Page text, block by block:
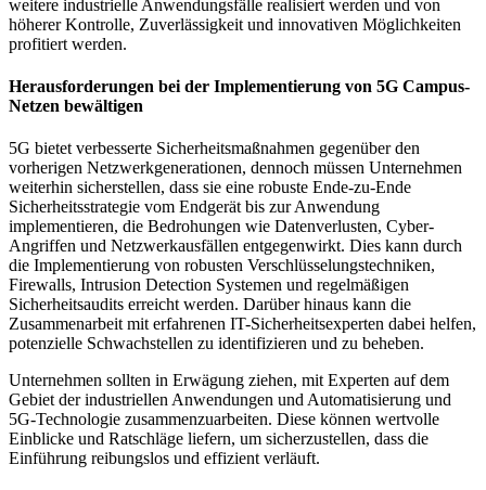
weitere industrielle Anwendungsfälle realisiert werden und von
höherer Kontrolle, Zuverlässigkeit und innovativen Möglichkeiten
profitiert werden.
Herausforderungen bei der Implementierung von 5G Campus-
Netzen bewältigen
5G bietet verbesserte Sicherheitsmaßnahmen gegenüber den
vorherigen Netzwerkgenerationen, dennoch müssen Unternehmen
weiterhin sicherstellen, dass sie eine robuste Ende-zu-Ende
Sicherheitsstrategie vom Endgerät bis zur Anwendung
implementieren, die Bedrohungen wie Datenverlusten, Cyber-
Angriffen und Netzwerkausfällen entgegenwirkt. Dies kann durch
die Implementierung von robusten Verschlüsselungstechniken,
Firewalls, Intrusion Detection Systemen und regelmäßigen
Sicherheitsaudits erreicht werden. Darüber hinaus kann die
Zusammenarbeit mit erfahrenen IT-Sicherheitsexperten dabei helfen,
potenzielle Schwachstellen zu identifizieren und zu beheben.
Unternehmen sollten in Erwägung ziehen, mit Experten auf dem
Gebiet der industriellen Anwendungen und Automatisierung und
5G-Technologie zusammenzuarbeiten. Diese können wertvolle
Einblicke und Ratschläge liefern, um sicherzustellen, dass die
Einführung reibungslos und effizient verläuft.